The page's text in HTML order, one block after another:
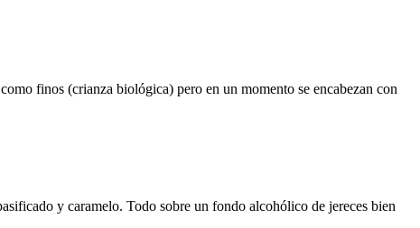
finos (crianza biológica) pero en un momento se encabezan con
y caramelo. Todo sobre un fondo alcohólico de jereces bien